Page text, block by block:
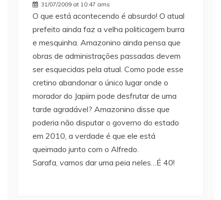
31/07/2009 at 10:47 ams
O que está acontecendo é absurdo! O atual
prefeito ainda faz a velha politicagem burra
e mesquinha. Amazonino ainda pensa que
obras de administrações passadas devem
ser esquecidas pela atual. Como pode esse
cretino abandonar o único lugar onde o
morador do Japiim pode desfrutar de uma
tarde agradável? Amazonino disse que
poderia não disputar o governo do estado
em 2010, a verdade é que ele está
queimado junto com o Alfredo.
Sarafa, vamos dar uma peia neles…É 40!